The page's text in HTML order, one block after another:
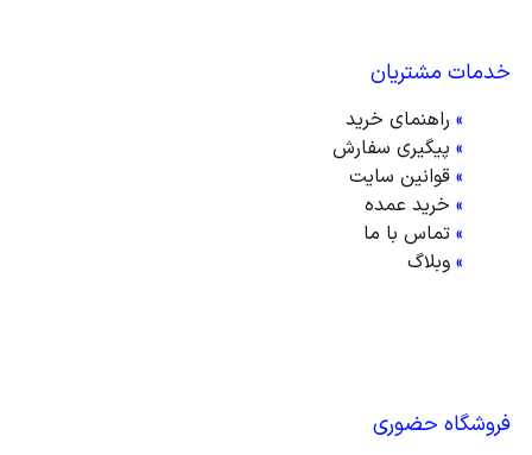
خدمات مشتریان
» راهنمای خرید
» پیگیری سفارش
» قوانین سایت
» خرید عمده
» تماس با ما
» وبلاگ
فروشگاه حضوری